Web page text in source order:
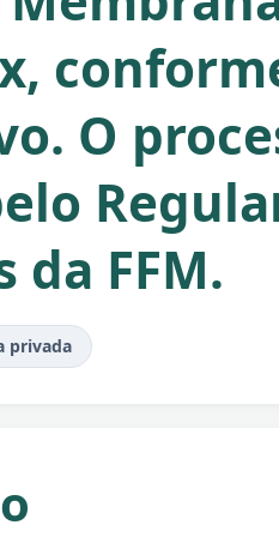
O
da FFM.
privada